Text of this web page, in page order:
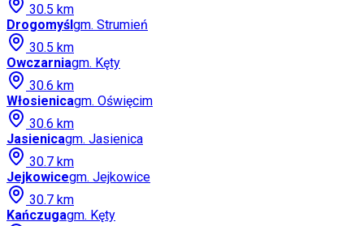
30.5 km
Drogomyślgm. Strumień
30.5 km
Owczarniagm. Kęty
30.6 km
Włosienicagm. Oświęcim
30.6 km
Jasienicagm. Jasienica
30.7 km
Jejkowicegm. Jejkowice
30.7 km
Kańczugagm. Kęty